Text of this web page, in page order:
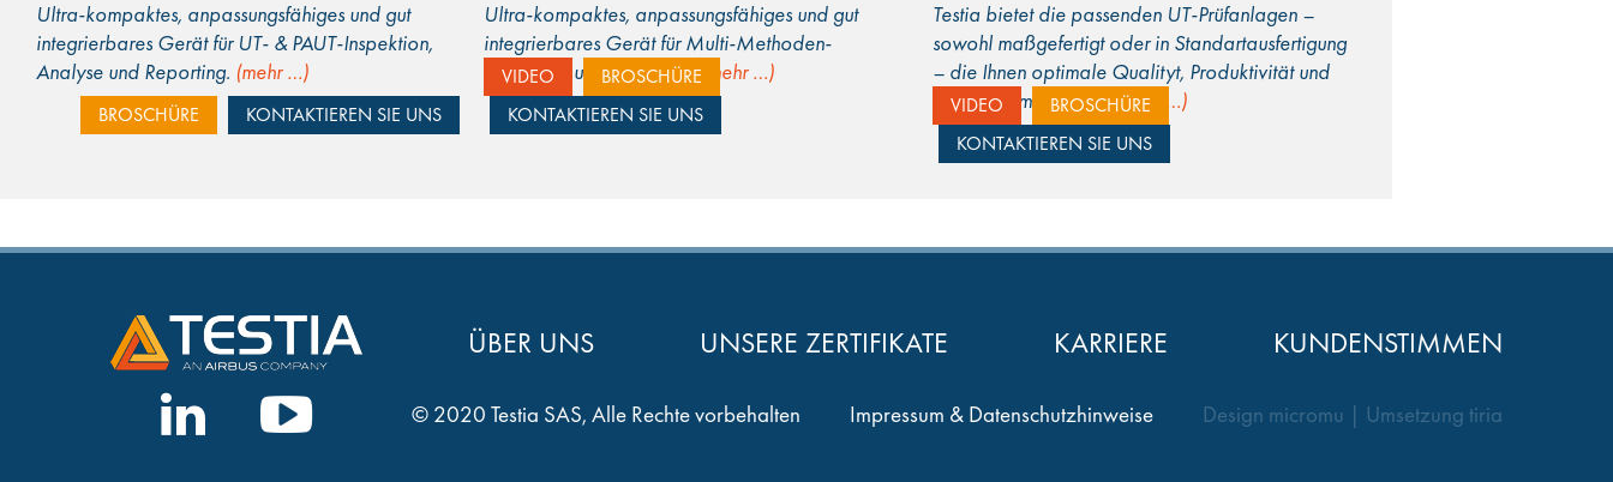
Ultra-kompaktes, anpassungsfähiges und gut
integrierbares Gerät für UT- & PAUT-Inspektion,
Analyse und Reporting. (mehr …)
BROSCHÜRE KONTAKTIEREN SIE UNS
Ultra-kompaktes, anpassungsfähiges und gut
integrierbares Gerät für Multi-Methoden-
Inspektion und Reporting. (mehr …)
VIDEO
BROSCHÜRE
KONTAKTIEREN SIE UNS
Testia bietet die passenden UT-Prüfanlagen –
sowohl maßgefertigt oder in Standartausfertigung
– die Ihnen optimale Qualityt, Produktivität und
Rendite ermöglichen.(mehr …)
VIDEO
BROSCHÜRE
KONTAKTIEREN SIE UNS
ÜBER UNS UNSERE ZERTIFIKATE KARRIERE KUNDENSTIMMEN
© 2020 Testia SAS, Alle Rechte vorbehalten Impressum & Datenschutzhinweise Design micromu | Umsetzung tiria